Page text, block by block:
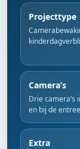
Projecttype
Camera’s
Drie camera’s
en bij de entree
Extra